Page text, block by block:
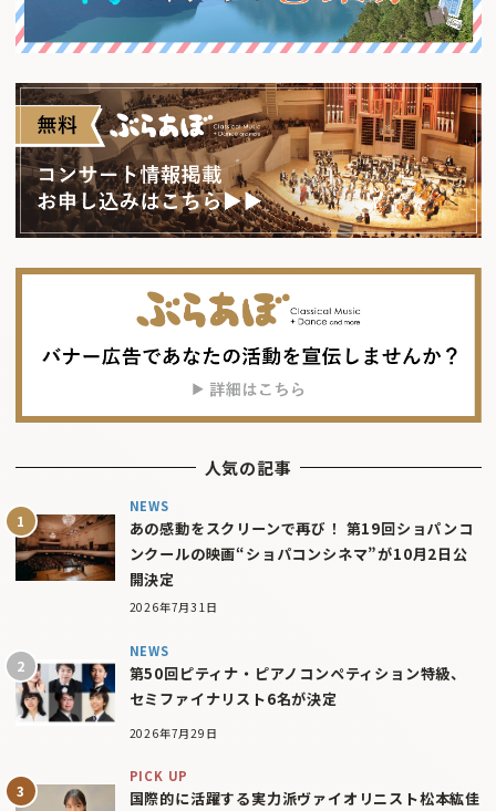
人気の記事
NEWS
あの感動をスクリーンで再び！ 第19回ショパンコ
ンクールの映画“ショパコンシネマ”が10月2日公
開決定
2026年7月31日
NEWS
第50回ピティナ・ピアノコンペティション特級、
セミファイナリスト6名が決定
2026年7月29日
PICK UP
国際的に活躍する実力派ヴァイオリニスト松本紘佳